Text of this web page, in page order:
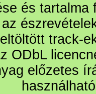
és
track-
ODbL
előzetes